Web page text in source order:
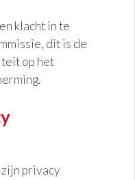
klacht in te
dit is de
op het
privacy